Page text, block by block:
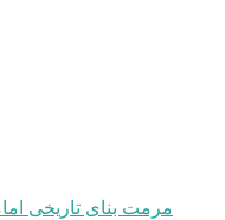
مرمت بنای تاریخی